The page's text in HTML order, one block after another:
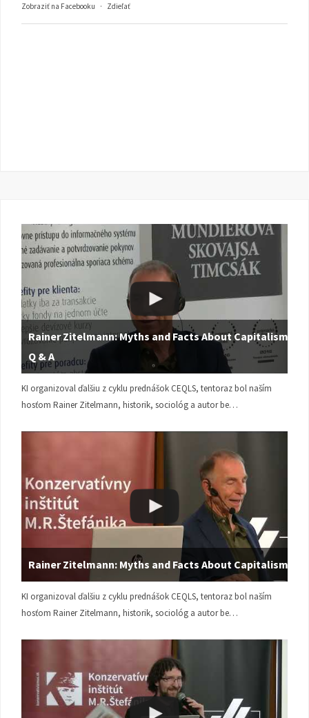
Zobraziť na Facebooku · Zdieľať
Rainer Zitelmann: Myths and Facts About Capitalism |
Q & A
KI organizoval ďalšiu z cyklu prednášok CEQLS, tentoraz bol naším
hosťom Rainer Zitelmann, historik, sociológ a autor be…
Rainer Zitelmann: Myths and Facts About Capitalism
KI organizoval ďalšiu z cyklu prednášok CEQLS, tentoraz bol naším
hosťom Rainer Zitelmann, historik, sociológ a autor be…